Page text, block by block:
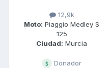
12,9k
Moto: Piaggio Medley S
125
Ciudad: Murcia
Donador